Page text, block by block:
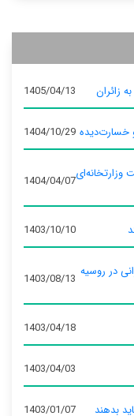
زائران 1405/04/13
خسارت‌دیده 1404/10/29
وزارتخانه‌ای1404/04/07
1403/10/10
در روسیه 1403/08/13
1403/04/18
1403/04/03
بدهند 1403/01/07